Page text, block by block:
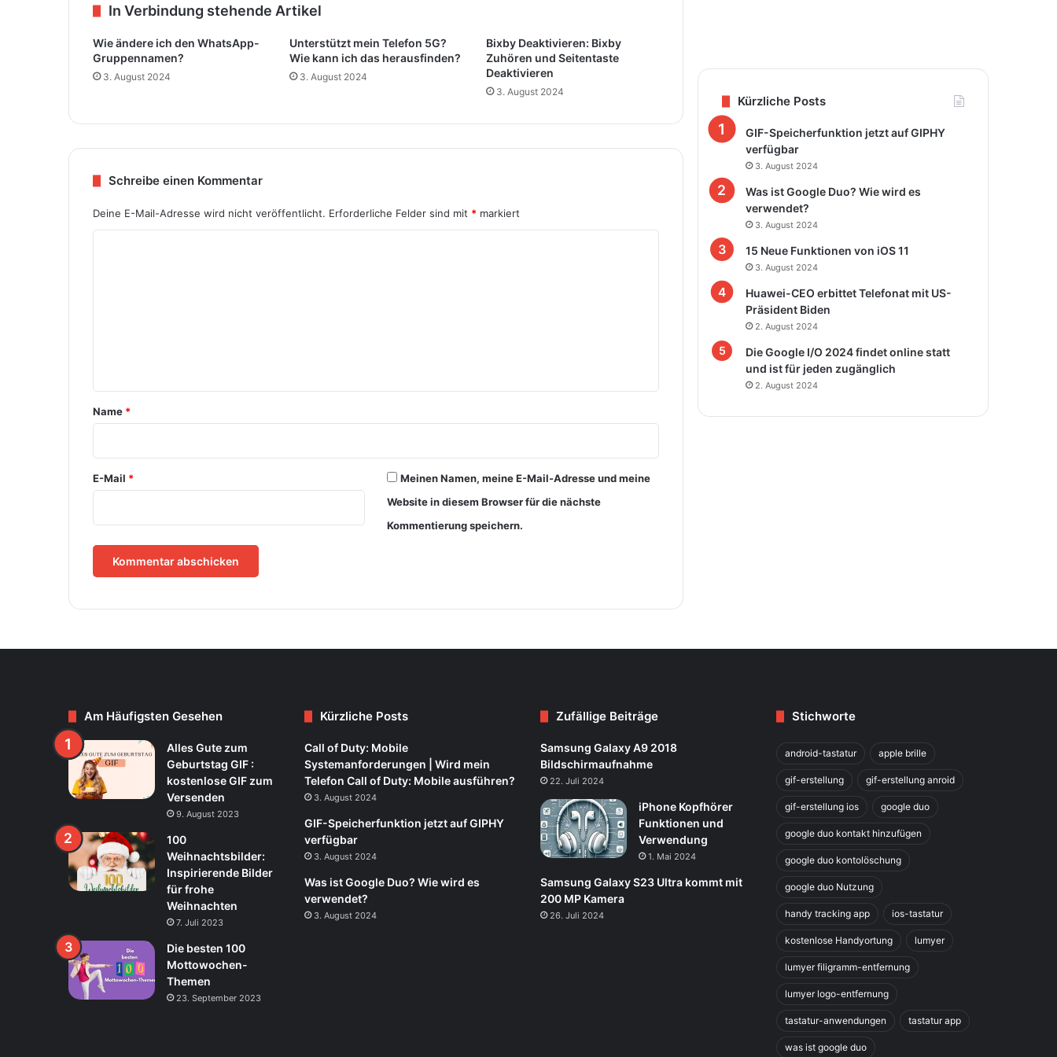
In Verbindung stehende Artikel
Wie ändere ich den WhatsApp-
Gruppennamen?
3. August 2024
Unterstützt mein Telefon 5G?
Wie kann ich das herausfinden?
3. August 2024
Bixby Deaktivieren: Bixby
Zuhören und Seitentaste
Deaktivieren
3. August 2024
Schreibe einen Kommentar
Deine E-Mail-Adresse wird nicht veröffentlicht. Erforderliche Felder sind mit * markiert
a
*
Name *
E-Mail *
Meinen Namen, meine E-Mail-Adresse und meine
Website in diesem Browser für die nächste
Kommentierung speichern.
Kürzliche Posts
GIF-Speicherfunktion jetzt auf GIPHY
verfügbar
3. August 2024
Was ist Google Duo? Wie wird es
verwendet?
3. August 2024
15 Neue Funktionen von iOS 11
3. August 2024
Huawei-CEO erbittet Telefonat mit US-
Präsident Biden
2. August 2024
Die Google I/O 2024 findet online statt
und ist für jeden zugänglich
2. August 2024
Am Häufigsten Gesehen
Alles Gute zum
Geburtstag GIF :
kostenlose GIF zum
Versenden
9. August 2023
100
Weihnachtsbilder:
Inspirierende Bilder
für frohe
Weihnachten
7. Juli 2023
Die besten 100
Mottowochen-
Themen
23. September 2023
Kürzliche Posts
Call of Duty: Mobile
Systemanforderungen | Wird mein
Telefon Call of Duty: Mobile ausführen?
3. August 2024
GIF-Speicherfunktion jetzt auf GIPHY
verfügbar
3. August 2024
Was ist Google Duo? Wie wird es
verwendet?
3. August 2024
Zufällige Beiträge
Samsung Galaxy A9 2018
Bildschirmaufnahme
22. Juli 2024
iPhone Kopfhörer
Funktionen und
Verwendung
1. Mai 2024
Samsung Galaxy S23 Ultra kommt mit
200 MP Kamera
26. Juli 2024
Stichworte
android-tastatur apple brille
gif-erstellung gif-erstellung anroid
gif-erstellung ios google duo
google duo kontakt hinzufügen
google duo kontolöschung
google duo Nutzung
handy tracking app ios-tastatur
kostenlose Handyortung lumyer
lumyer filigramm-entfernung
lumyer logo-entfernung
tastatur-anwendungen tastatur app
was ist google duo